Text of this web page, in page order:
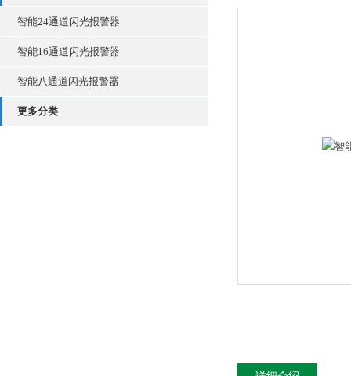
智能24通道闪光报警器
智能16通道闪光报警器
智能八通道闪光报警器
更多分类